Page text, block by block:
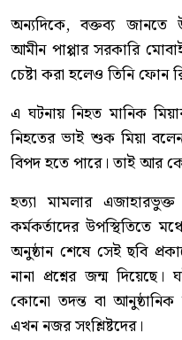
অন্যদিকে, বক্তব্য জানতে
আমীন পাপ্পার সরকারি
চেষ্টা করা হলেও তিনি ফোন
এ ঘটনায় নিহত মানিক
নিহতের ভাই শুক মিয়া
বিপদ হতে পারে। তাই আর
হত্যা মামলার
কর্মকর্তাদের উপস্থিতিতে
অনুষ্ঠান শেষে সেই ছবি
নানা প্রশ্নের জন্ম
কোনো তদন্ত বা আনুষ্ঠানিক
এখন নজর সংশ্লিষ্টদের।